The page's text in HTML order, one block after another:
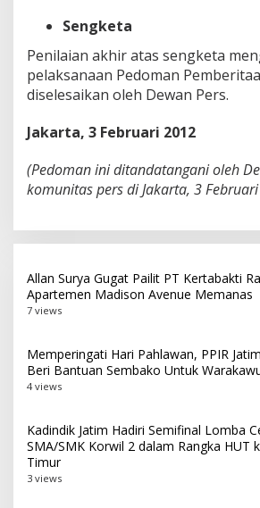
Sengketa
Penilaian akhir atas sengketa
pelaksanaan Pedoman
diselesaikan oleh Dewan Pers.
Jakarta, 3 Februari 2012
(Pedoman ini ditandatangani oleh
komunitas pers di Jakarta, 3
Allan Surya Gugat Pailit PT Kertabakti
Apartemen Madison Avenue Memanas
7 views
Memperingati Hari Pahlawan, PPIR
Beri Bantuan Sembako Untuk
4 views
Kadindik Jatim Hadiri Semifinal Lomba
SMA/SMK Korwil 2 dalam Rangka HUT
Timur
3 views